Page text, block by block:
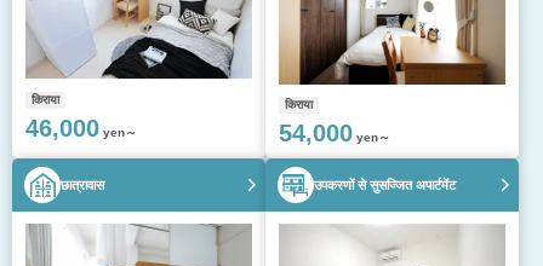
किराया
46,000 yen～
किराया
54,000 yen～
छात्रावास उपकरणों से सुसज्जित अपार्टमेंट